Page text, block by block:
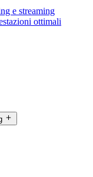
e streaming
ottimali